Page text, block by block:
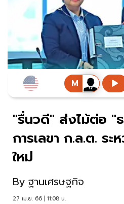
"รื่นวดี" ส่งไม้ต่อ "
การเลขา ก.ล.ต. ร
ใหม่
By ฐานเศรษฐกิจ
27 เม.ย. 66 | 11:08 น.